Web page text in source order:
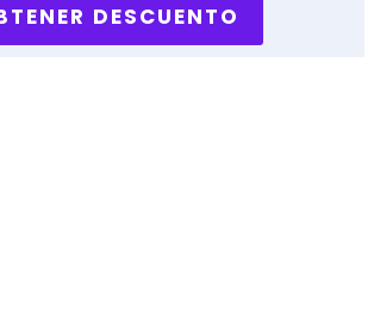
DESCUENTO